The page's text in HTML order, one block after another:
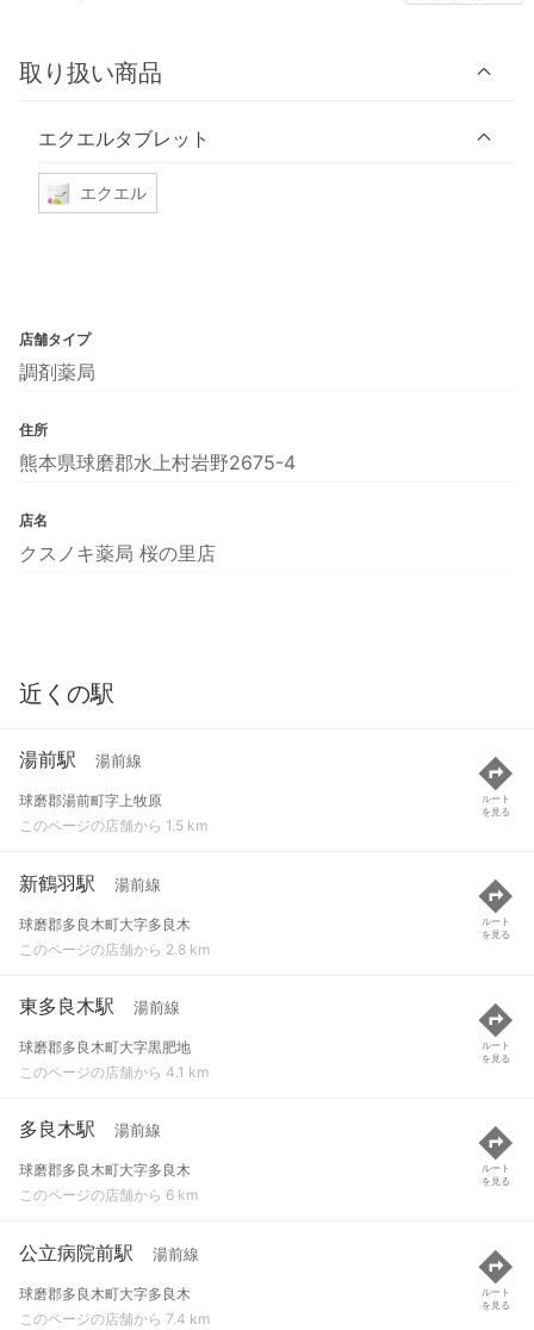
取り扱い商品
エクエルタブレット
エクエル
店舗タイプ
調剤薬局
住所
熊本県球磨郡水上村岩野2675-4
店名
クスノキ薬局 桜の里店
近くの駅
湯前駅 湯前線
球磨郡湯前町字上牧原
このページの店舗から 1.5 km
ルート
を見る
新鶴羽駅 湯前線
球磨郡多良木町大字多良木
このページの店舗から 2.8 km
ルート
を見る
東多良木駅 湯前線
球磨郡多良木町大字黒肥地
このページの店舗から 4.1 km
ルート
を見る
多良木駅 湯前線
球磨郡多良木町大字多良木
このページの店舗から 6 km
ルート
を見る
公立病院前駅 湯前線
球磨郡多良木町大字多良木
このページの店舗から 7.4 km
ルート
を見る